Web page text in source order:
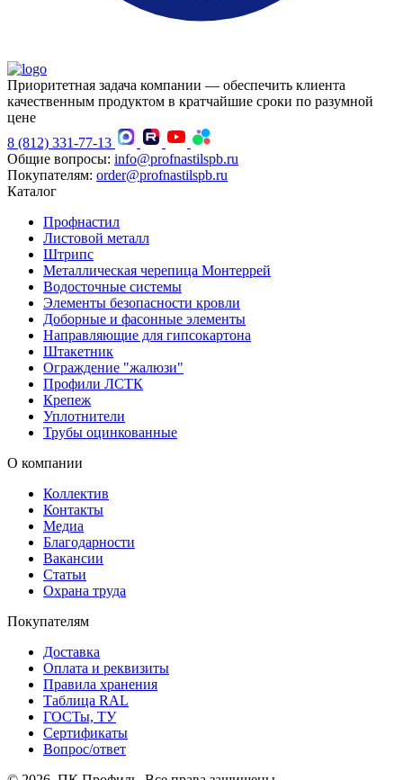
Приоритетная задача компании — обеспечить клиента
качественным продуктом в кратчайшие сроки по разумной
цене
8 (812) 331-77-13
Общие вопросы: info@profnastilspb.ru
Покупателям: order@profnastilspb.ru
Каталог
Профнастил
Листовой металл
Штрипс
Металлическая черепица Монтеррей
Водосточные системы
Элементы безопасности кровли
Доборные и фасонные элементы
Направляющие для гипсокартона
Штакетник
Ограждение "жалюзи"
Профили ЛСТК
Крепеж
Уплотнители
Трубы оцинкованные
О компании
Коллектив
Контакты
Медиа
Благодарности
Вакансии
Статьи
Охрана труда
Покупателям
Доставка
Оплата и реквизиты
Правила хранения
Таблица RAL
ГОСТы, ТУ
Сертификаты
Вопрос/ответ